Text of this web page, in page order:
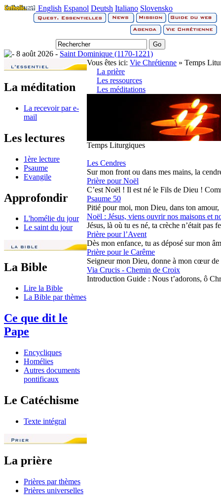
English Espanol Deutsh Italiano Slovensko
8 août 2026 - Saint Dominique (1170-1221)
La méditation
La recevoir par e-
mail
Les lectures
1ère lecture
Psaume
Evangile
Approfondir
L'homélie du jour
Le saint du jour
La Bible
Lire la Bible
La Bible par thèmes
Ce que dit le
Pape
Encycliques
Homélies
Autres documents
pontificaux
Le Catéchisme
Texte intégral
La prière
Prières par thèmes
Prières universelles
Vous êtes ici: Vie Chrétienne » Temps
La prière
Les ressources
Les méditations
Temps Liturgiques
Les Cendres
Sur mon front ou dans mes mains, la
Prière pour Noël
C’est Noël ! Il est né le Fils de Dieu !
Psaume 50
Pitié pour moi, mon Dieu, dans ton
Noël : Jésus, viens ouvrir nos maisons et
Jésus, là où tu es né, ta crèche n’était pas
Prière pour l’Avent
Dès mon enfance, tu as déposé sur mon
Prière pour le Carême
Seigneur mon Dieu, donne à mon cœur de
Via Crucis - Chemin de Croix
Introduction Guide : Nous t’adorons, ô